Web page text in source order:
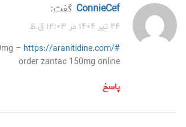
ConnieCef گفت:
۲۴ تیر ۱۴۰۴ در ۱۲:۰۳ ق.ظ
– https://aranitidine.com/#
order zantac 150mg online
پاسخ